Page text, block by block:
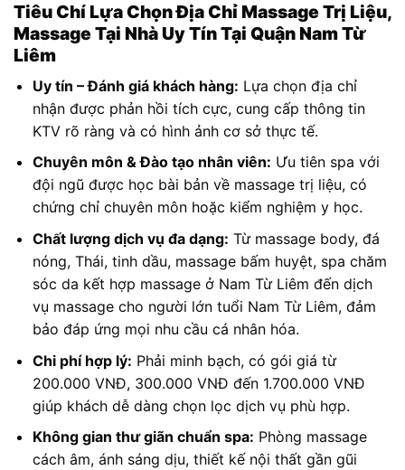
Tiêu Chí Lựa Chọn Địa Chỉ Massage Trị Liệu,
Massage Tại Nhà Uy Tín Tại Quận Nam Từ
Liêm
Uy tín – Đánh giá khách hàng: Lựa chọn địa chỉ
nhận được phản hồi tích cực, cung cấp thông tin
KTV rõ ràng và có hình ảnh cơ sở thực tế.
Chuyên môn & Đào tạo nhân viên: Ưu tiên spa với
đội ngũ được học bài bản về massage trị liệu, có
chứng chỉ chuyên môn hoặc kiểm nghiệm y học.
Chất lượng dịch vụ đa dạng: Từ massage body, đá
nóng, Thái, tinh dầu, massage bấm huyệt, spa chăm
sóc da kết hợp massage ở Nam Từ Liêm đến dịch
vụ massage cho người lớn tuổi Nam Từ Liêm, đảm
bảo đáp ứng mọi nhu cầu cá nhân hóa.
Chi phí hợp lý: Phải minh bạch, có gói giá từ
200.000 VNĐ, 300.000 VNĐ đến 1.700.000 VNĐ
giúp khách dễ dàng chọn lọc dịch vụ phù hợp.
Không gian thư giãn chuẩn spa: Phòng massage
cách âm, ánh sáng dịu, thiết kế nội thất gần gũi